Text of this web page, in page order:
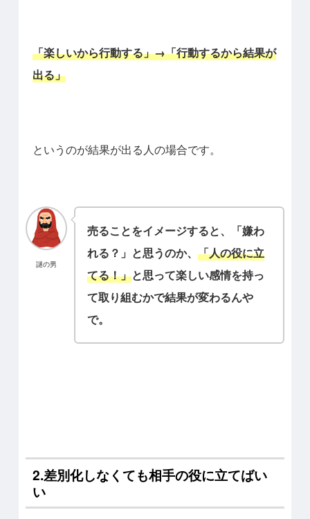
「楽しいから行動する」→「行動するから結果が
出る」
というのが結果が出る人の場合です。
謎の男
売ることをイメージすると、「嫌わ
れる？」と思うのか、 「人の役に立
てる！」と思って楽しい感情を持っ
て取り組むかで結果が変わるんや
で。
2.差別化しなくても相手の役に立てばい
い